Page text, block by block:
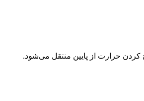
حرارت از پایین منتقل می‌شود.